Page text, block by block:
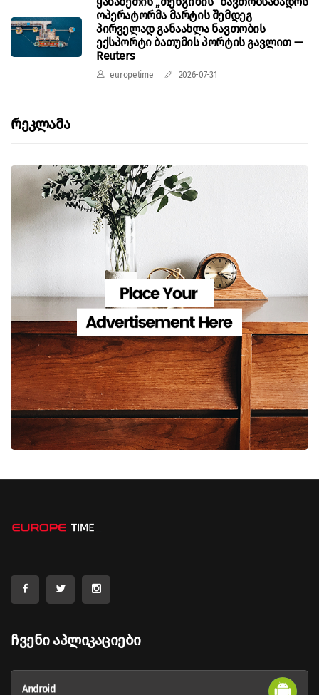
ოპერატორმა მარტის შემდეგ
პირველად განაახლა ნავთობის
ექსპორტი ბათუმის პორტის გავლით —
Reuters
europetime 2026-07-31
Რეკლამა
Ჩვენი Აპლიკაციები
Android